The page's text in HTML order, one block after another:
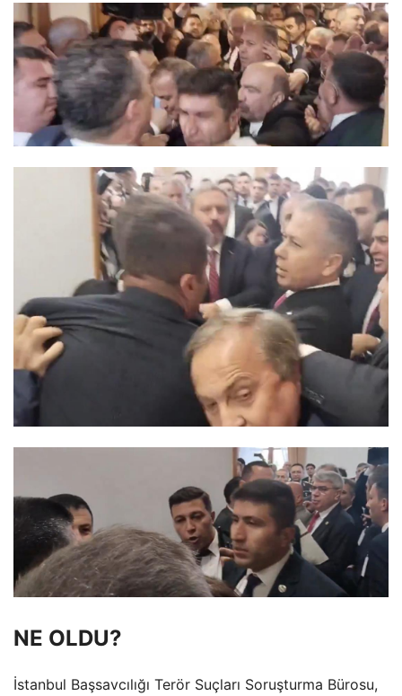
NE OLDU?
İstanbul Başsavcılığı Terör Suçları Soruşturma Bürosu,